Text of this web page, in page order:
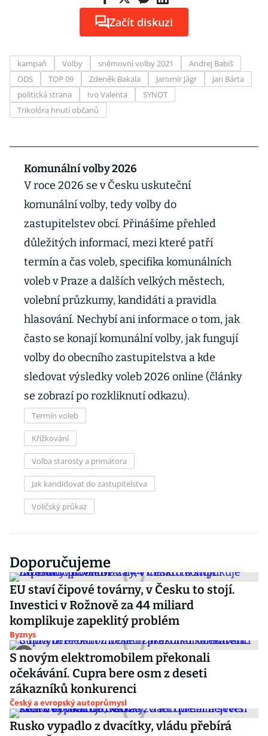
Začít diskuzi
kampaň Volby sněmovní volby 2021
Andrej Babiš
ODS
TOP 09 Zdeněk Bakala Jaromír Jágr
Jan Bárta
politická strana
Ivo Valenta
SYNOT
Trikolóra hnutí občanů
Komunální volby 2026
V roce 2026 se v Česku uskuteční
komunální volby, tedy volby do
zastupitelstev obcí. Přinášíme přehled
důležitých informací, mezi které patří
termín a čas voleb, specifika komunálních
voleb v Praze a dalších velkých městech,
volební průzkumy, kandidáti a pravidla
hlasování. Nechybí ani informace o tom, jak
často se konají komunální volby, jak fungují
volby do obecního zastupitelstva a kde
sledovat výsledky voleb 2026 online (články
se zobrazí po rozkliknutí odkazu).
Termín voleb
Křížkování
Volba starosty a primátora
Jak kandidovat do zastupitelstva
Voličský průkaz
Doporučujeme
EU staví čipové továrny, v Česku to stojí.
Investici v Rožnově za 44 miliard
komplikuje zapeklitý problém
Byznys
S novým elektromobilem překonali
očekávání. Cupra bere osm z deseti
zákazníků konkurenci
Český a evropský autoprůmysl
Rusko vypadlo z dvacítky, vládu přebírá